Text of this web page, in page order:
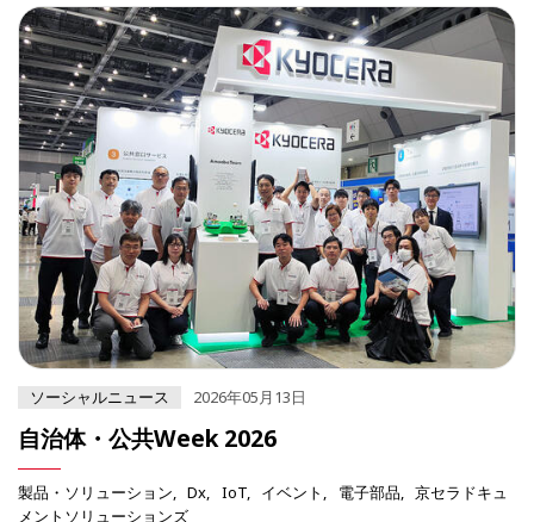
ソーシャルニュース 2026年05月13日
自治体・公共Week 2026
製品・ソリューション Dx IoT イベント 電子部品
京セラドキュ
メントソリューションズ